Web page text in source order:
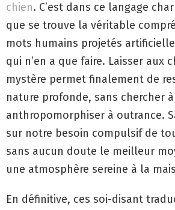
chien. C’est dans ce langage
que se trouve la véritable
mots humains projetés
qui n’en a que faire. Laisser aux
mystère permet finalement de
nature profonde, sans chercher
anthropomorphiser à outrance.
sur notre besoin compulsif de
sans aucun doute le meilleur
une atmosphère sereine à la
En définitive, ces soi-disant